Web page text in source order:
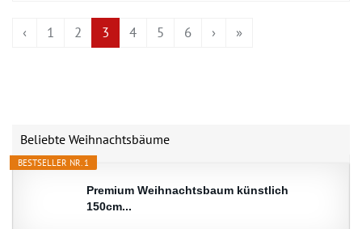
‹ 1 2 3 4 5 6 › »
Beliebte Weihnachtsbäume
BESTSELLER NR. 1
Premium Weihnachtsbaum künstlich
150cm...